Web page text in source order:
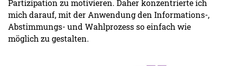
Partizipation zu motivieren. Daher konzentrierte ich
mich darauf, mit der Anwendung den Informations-,
Abstimmungs- und Wahlprozess so einfach wie
möglich zu gestalten.